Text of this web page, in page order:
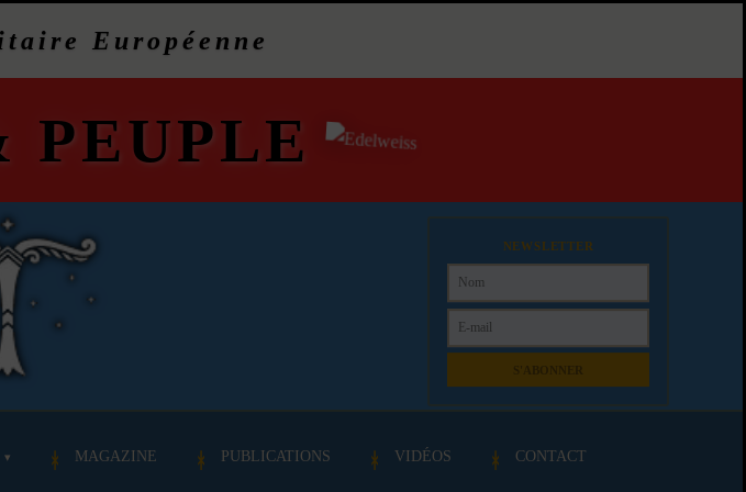
Européenne
PEUPLE
NEWSLETTER
MAGAZINE PUBLICATIONS VIDÉOS CONTACT